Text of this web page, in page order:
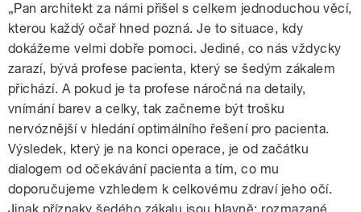
„Pan architekt za námi přišel s celkem jednoduchou věcí,
kterou každý očař hned pozná. Je to situace, kdy
dokážeme velmi dobře pomoci. Jediné, co nás vždycky
zarazí, bývá profese pacienta, který se šedým zákalem
přichází. A pokud je ta profese náročná na detaily,
vnímání barev a celky, tak začneme být trošku
nervóznější v hledání optimálního řešení pro pacienta.
Výsledek, který je na konci operace, je od začátku
dialogem od očekávání pacienta a tím, co mu
doporučujeme vzhledem k celkovému zdraví jeho očí.